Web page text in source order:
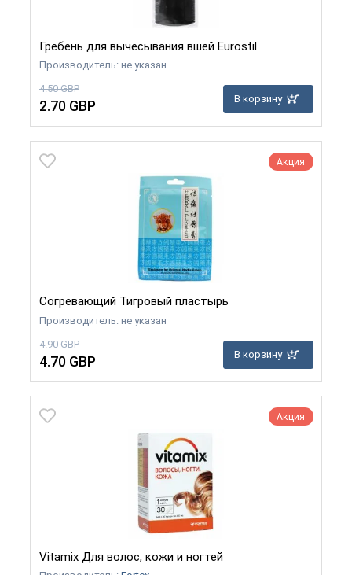
Гребень для вычесывания вшей Eurostil
Производитель: не указан
4.50 GBP
2.70 GBP В корзину
Акция
Согревающий Тигровый пластырь
Производитель: не указан
4.90 GBP
4.70 GBP В корзину
Акция
Vitamix Для волос, кожи и ногтей